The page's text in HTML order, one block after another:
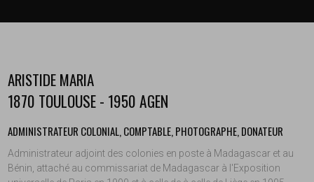
ARISTIDE MARIA
1870 TOULOUSE - 1950 AGEN
ADMINISTRATEUR COLONIAL, COMPTABLE, PHOTOGRAPHE, DONATEUR
Administrateur adjoint des colonies en poste à Madagascar et au
Bénin, attaché au commissariat de Madagascar à l'Exposition